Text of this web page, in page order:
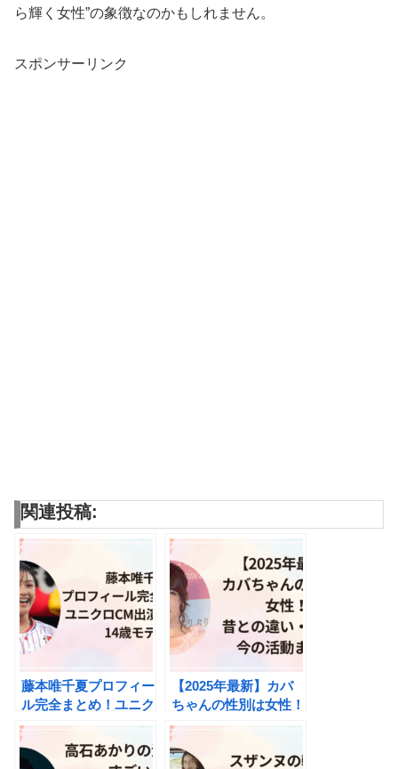
ら輝く女性”の象徴なのかもしれません。
スポンサーリンク
関連投稿:
藤本唯千夏プロフィー
ル完全まとめ！ユニク
ロCM出演で話題の14
歳モデル
【2025年最新】カバ
ちゃんの性別は女性！
昔との違い・戸籍・今
の活動まとめ